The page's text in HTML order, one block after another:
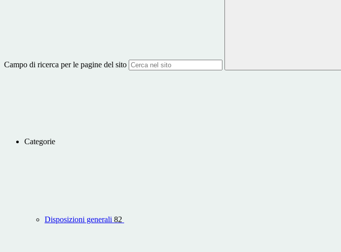
Campo di ricerca per le pagine del sito
Categorie
Disposizioni generali 82